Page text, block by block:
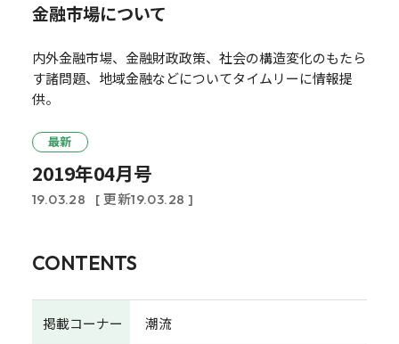
金融市場について
内外金融市場、金融財政政策、社会の構造変化のもたら
す諸問題、地域金融などについてタイムリーに情報提
供。
最新
2019年04月号
19.03.28 [ 更新19.03.28 ]
CONTENTS
掲載コーナー 潮流